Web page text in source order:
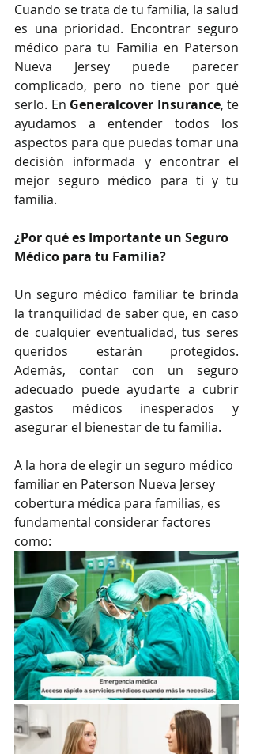
Cuando se trata de tu familia, la salud
es una prioridad. Encontrar seguro
médico para tu Familia en Paterson
Nueva Jersey puede parecer
complicado, pero no tiene por qué
serlo. En Generalcover Insurance, te
ayudamos a entender todos los
aspectos para que puedas tomar una
decisión informada y encontrar el
mejor seguro médico para ti y tu
familia.
¿Por qué es Importante un Seguro
Médico para tu Familia?
Un seguro médico familiar te brinda
la tranquilidad de saber que, en caso
de cualquier eventualidad, tus seres
queridos estarán protegidos.
Además, contar con un seguro
adecuado puede ayudarte a cubrir
gastos médicos inesperados y
asegurar el bienestar de tu familia.
A la hora de elegir un seguro médico
familiar en Paterson Nueva Jersey
cobertura médica para familias, es
fundamental considerar factores
como: